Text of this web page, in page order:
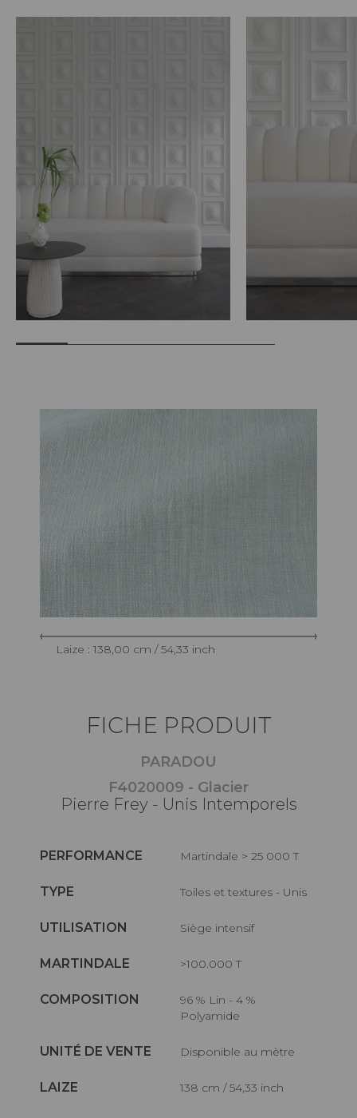
Laize : 138,00 cm / 54,33 inch
FICHE PRODUIT
PARADOU
F4020009 - Glacier
Pierre Frey - Unis Intemporels
PERFORMANCE Martindale > 25 000 T
TYPE Toiles et textures - Unis
UTILISATION Siège intensif
MARTINDALE >100.000 T
COMPOSITION
96 % Lin - 4 %
Polyamide
UNITÉ DE VENTE Disponible au mètre
LAIZE 138 cm / 54,33 inch